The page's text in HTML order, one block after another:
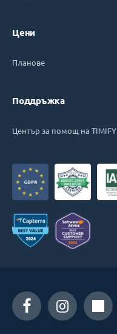
Цени
Планове
Поддръжка
Център за помощ на TIMIFY